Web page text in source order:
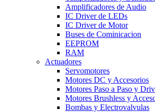
Amplificadores de Audio
IC Driver de LEDs
IC Driver de Motor
Buses de Cominicacion
EEPROM
RAM
Actuadores
Servomotores
Motores DC y Accesorios
Motores Paso a Paso y
Motores Brushless y
Bombas y Electrovalvulas